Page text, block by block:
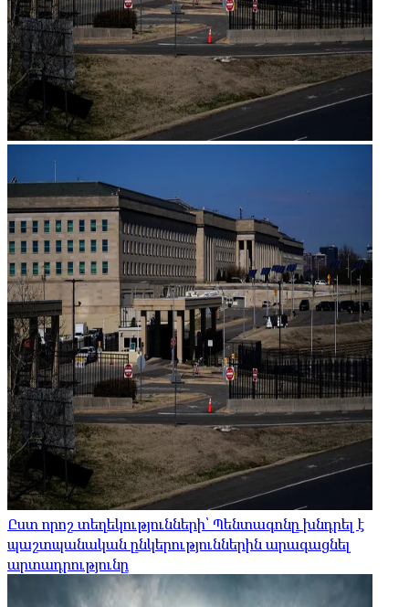
Ըստ որոշ տեղեկությունների՝ Պենտագոնը խնդրել է
պաշտպանական ընկերություններին արագացնել
արտադրությունը